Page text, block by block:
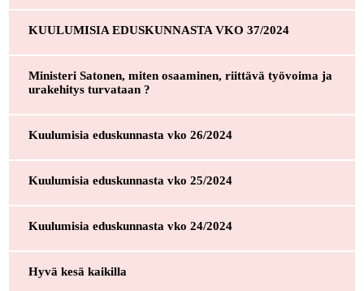
KUULUMISIA EDUSKUNNASTA VKO 37/2024
Ministeri Satonen, miten osaaminen, riittävä työvoima ja
urakehitys turvataan ?
Kuulumisia eduskunnasta vko 26/2024
Kuulumisia eduskunnasta vko 25/2024
Kuulumisia eduskunnasta vko 24/2024
Hyvä kesä kaikilla